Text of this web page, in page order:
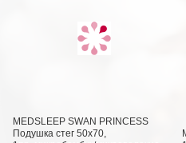
MEDSLEEP SWAN PRINCESS
Подушка стег 50х70,